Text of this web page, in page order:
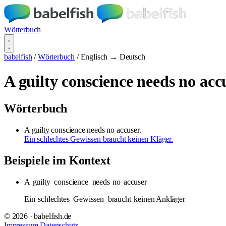
Wörterbuch
babelfish / Wörterbuch / Englisch → Deutsch
A guilty conscience needs no
Wörterbuch
A guilty conscience needs no accuser.
Ein schlechtes Gewissen braucht keinen Kläger.
Beispiele im Kontext
A guilty conscience needs no accuser
Ein schlechtes Gewissen braucht keinen Ankläger
© 2026 · babelfish.de